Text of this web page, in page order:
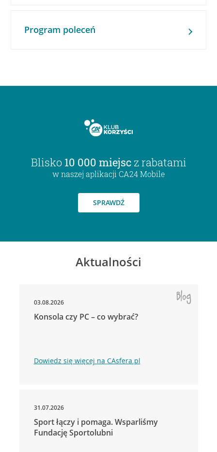
Program poleceń
Blisko 10 000 miejsc z rabatami
w naszej aplikacji CA24 Mobile
SPRAWDŹ
Aktualności
03.08.2026
Konsola czy PC – co wybrać?
Dowiedz się więcej na CAsfera.pl
31.07.2026
Sport łączy i pomaga. Wsparliśmy
Fundację Sportolubni